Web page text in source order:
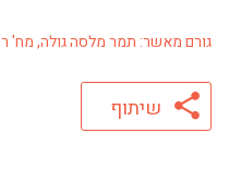
גורם מאשר: תמר מלסה גולה, מח'
שיתוף